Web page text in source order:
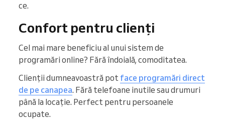
ce.
Confort pentru clienți
Cel mai mare beneficiu al unui sistem de
programări online? Fără îndoială, comoditatea.
Clienții dumneavoastră pot face programări direct
de pe canapea. Fără telefoane inutile sau drumuri
până la locație. Perfect pentru persoanele
ocupate.